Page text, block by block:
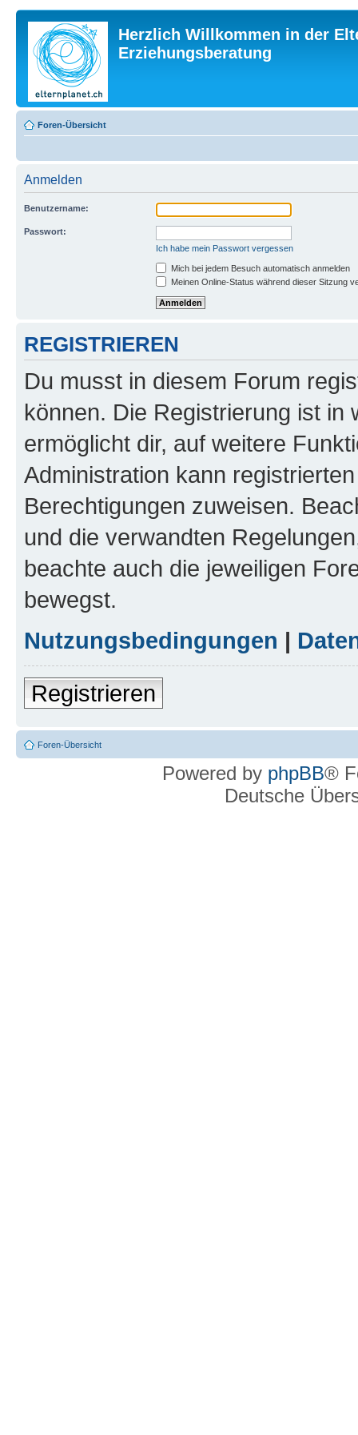
Herzlich Willkommen in der
Erziehungsberatung
Foren-Übersicht
Anmelden
Benutzername:
Passwort:
Ich habe mein Passwort vergessen
Mich bei jedem Besuch automatisch anmelden
Meinen Online-Status während dieser Sitzung
REGISTRIEREN
Du musst in diesem Forum
können. Die Registrierung ist in
ermöglicht dir, auf weitere
Administration kann
Berechtigungen zuweisen.
und die verwandten
beachte auch die jeweiligen
bewegst.
Nutzungsbedingungen |
Registrieren
Foren-Übersicht
Powered by phpBB®
Deutsche